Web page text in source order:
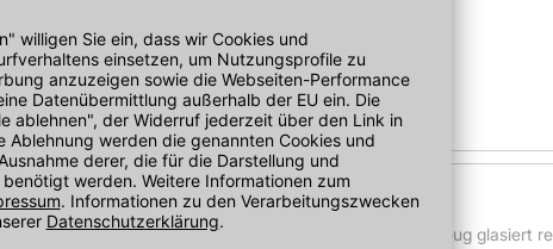
Artikelnummer: 5002045049
inkl. MwSt.
Sofort verfügbar
Greccio
Terrassenplatte 60x60x2 cm schwarz matt Feinsteinzeug glasiert